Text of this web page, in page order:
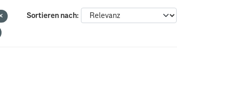
Sortieren nach